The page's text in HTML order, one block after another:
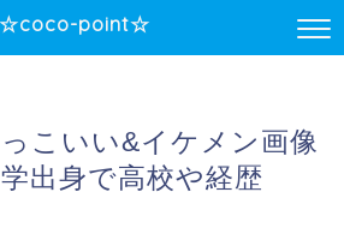
☆coco-point☆
こいい&イケメン画像
出身で高校や経歴